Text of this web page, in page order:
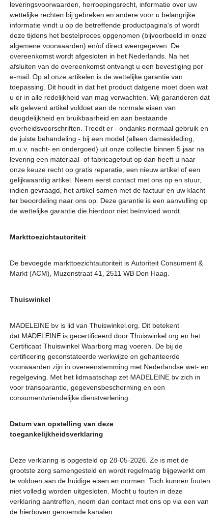
leveringsvoorwaarden, herroepingsrecht, informatie over uw
wettelijke rechten bij gebreken en andere voor u belangrijke
informatie vindt u op de betreffende productpagina's of wordt
deze tijdens het bestelproces opgenomen (bijvoorbeeld in onze
algemene voorwaarden) en/of direct weergegeven. De
overeenkomst wordt afgesloten in het Nederlands. Na het
afsluiten van de overeenkomst ontvangt u een bevestiging per
e-mail. Op al onze artikelen is de wettelijke garantie van
toepassing. Dit houdt in dat het product datgene moet doen wat
u er in alle redelijkheid van mag verwachten. Wij garanderen dat
elk geleverd artikel voldoet aan de normale eisen van
deugdelijkheid en bruikbaarheid en aan bestaande
overheidsvoorschriften. Treedt er - ondanks normaal gebruik en
de juiste behandeling - bij een model (alleen dameskleding,
m.u.v. nacht- en ondergoed) uit onze collectie binnen 5 jaar na
levering een materiaal- of fabricagefout op dan heeft u naar
onze keuze recht op gratis reparatie, een nieuw artikel of een
gelijkwaardig artikel. Neem eerst contact met ons op en stuur,
indien gevraagd, het artikel samen met de factuur en uw klacht
ter beoordeling naar ons op. Deze garantie is een aanvulling op
de wettelijke garantie die hierdoor niet beïnvloed wordt.
Markttoezichtautoriteit
De bevoegde markttoezichtautoriteit is Autoriteit Consument &
Markt (ACM), Muzenstraat 41, 2511 WB Den Haag.
Thuiswinkel
MADELEINE bv is lid van Thuiswinkel.org. Dit betekent
dat MADELEINE is gecertificeerd door Thuiswinkel.org en het
Certificaat Thuiswinkel Waarborg mag voeren. De bij de
certificering geconstateerde werkwijze en gehanteerde
voorwaarden zijn in overeenstemming met Nederlandse wet- en
regelgeving. Met het lidmaatschap zet MADELEINE bv zich in
voor transparantie, gegevensbescherming en een
consumentvriendelijke dienstverlening.
Datum van opstelling van deze
toegankelijkheidsverklaring
Deze verklaring is opgesteld op 28-05-2026. Ze is met de
grootste zorg samengesteld en wordt regelmatig bijgewerkt om
te voldoen aan de huidige eisen en normen. Toch kunnen fouten
niet volledig worden uitgesloten. Mocht u fouten in deze
verklaring aantreffen, neem dan contact met ons op via een van
de hierboven genoemde kanalen.